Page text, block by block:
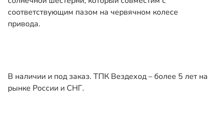
соответствующим пазом на червячном колесе
привода.
В наличии и под заказ. ТПК Вездеход – более 5 лет на
рынке России и СНГ.